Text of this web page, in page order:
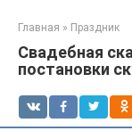
Главная » Праздник
Свадебная
постановки